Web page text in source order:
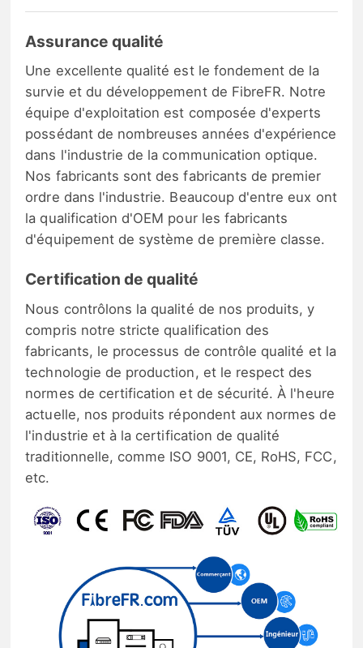
Assurance qualité
Une excellente qualité est le fondement de la
survie et du développement de FibreFR. Notre
équipe d'exploitation est composée d'experts
possédant de nombreuses années d'expérience
dans l'industrie de la communication optique.
Nos fabricants sont des fabricants de premier
ordre dans l'industrie. Beaucoup d'entre eux ont
la qualification d'OEM pour les fabricants
d'équipement de système de première classe.
Certification de qualité
Nous contrôlons la qualité de nos produits, y
compris notre stricte qualification des
fabricants, le processus de contrôle qualité et la
technologie de production, et le respect des
normes de certification et de sécurité. À l'heure
actuelle, nos produits répondent aux normes de
l'industrie et à la certification de qualité
traditionnelle, comme ISO 9001, CE, RoHS, FCC,
etc.